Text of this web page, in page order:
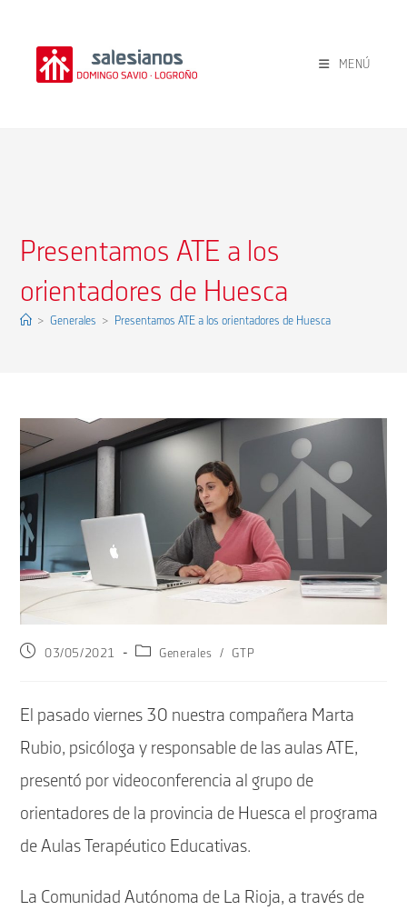
contenido
MENÚ
Presentamos ATE a los
orientadores de Huesca
> Generales > Presentamos ATE a los orientadores de Huesca
Publicación
03/05/2021
CategoríaGenerales / GTP
El pasado viernes 30 nuestra compañera Marta
Rubio, psicóloga y responsable de las aulas ATE,
presentó por videoconferencia al grupo de
orientadores de la provincia de Huesca el programa
de Aulas Terapéutico Educativas.
La Comunidad Autónoma de La Rioja, a través de